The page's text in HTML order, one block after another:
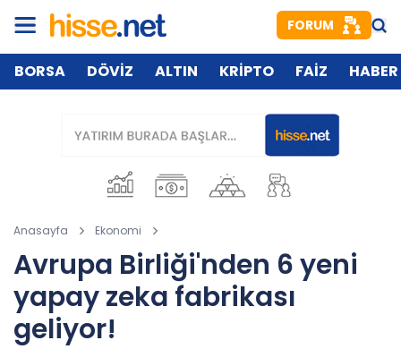
FORUM
BORSA DÖVİZ ALTIN KRİPTO FAİZ HABER
Anasayfa Ekonomi
Avrupa Birliği'nden 6 yeni
yapay zeka fabrikası
geliyor!